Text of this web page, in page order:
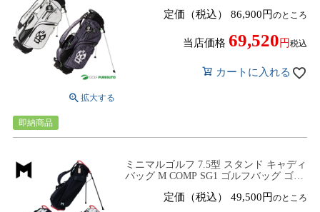
定価（税込） 86,900 のところ
当店価格 69,520 税込
カートに入れる
即納商品
ミニマルゴルフ 7.5型 スタンド キャディ
バッグ M COMP SG1 ゴルフバッグ ゴル
定価（税込） 49,500 のところ